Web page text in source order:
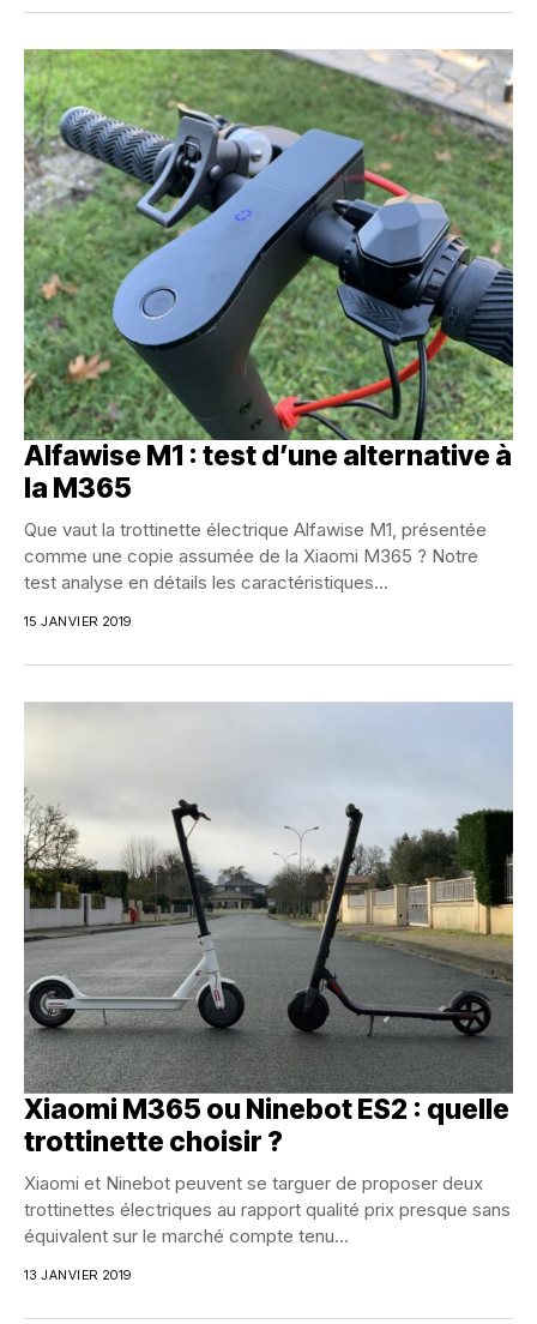
Alfawise M1 : test d’une alternative à
la M365
Que vaut la trottinette électrique Alfawise M1, présentée
comme une copie assumée de la Xiaomi M365 ? Notre
test analyse en détails les caractéristiques...
15 JANVIER 2019
Xiaomi M365 ou Ninebot ES2 : quelle
trottinette choisir ?
Xiaomi et Ninebot peuvent se targuer de proposer deux
trottinettes électriques au rapport qualité prix presque sans
équivalent sur le marché compte tenu...
13 JANVIER 2019